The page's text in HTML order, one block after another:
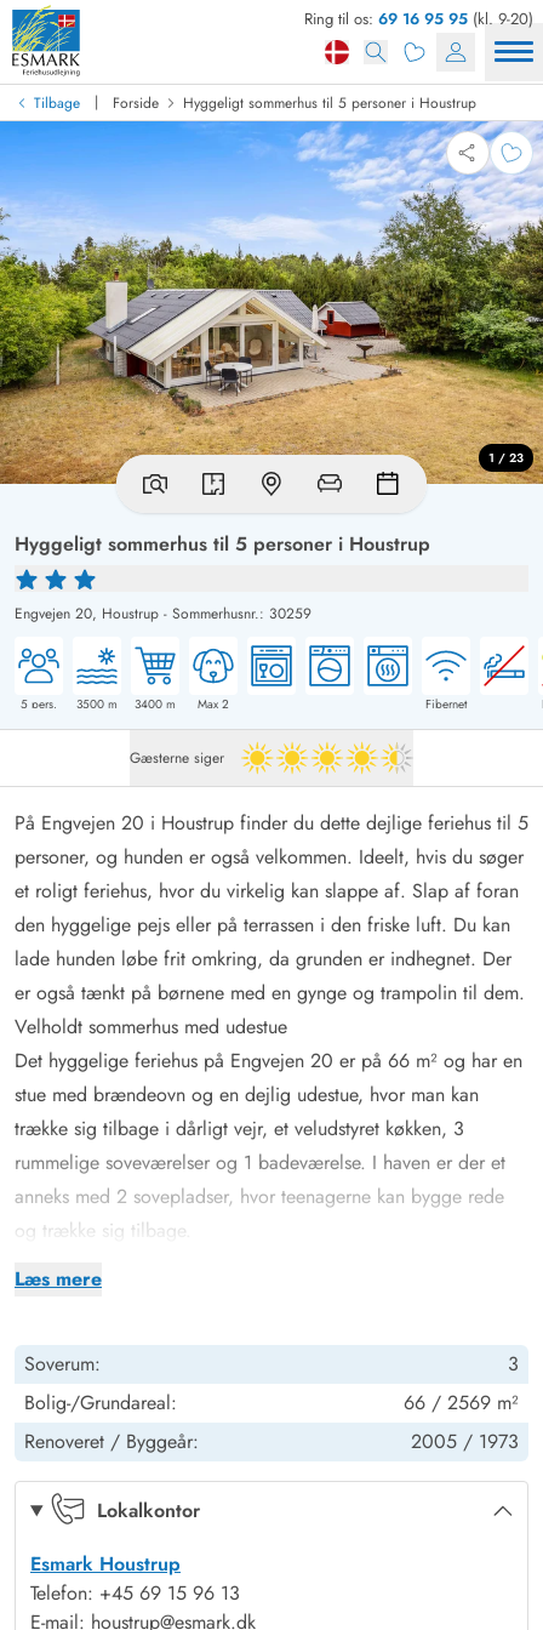
Ring til os: 69 16 95 95 (kl. 9-20)
Tilbage | Forside Hyggeligt sommerhus til 5 personer i Houstrup
Hyggeligt sommerhus til 5 personer i Houstrup
Engvejen 20, Houstrup - Sommerhusnr.: 30259
5 pers. 3500 m 3400 m Max 2 Fibernet
1 / 23
Gæsterne siger 4.5 ud af 5
Læs mere
På Engvejen 20 i Houstrup finder du dette dejlige feriehus til 5
personer, og hunden er også velkommen. Ideelt, hvis du søger
et roligt feriehus, hvor du virkelig kan slappe af. Slap af foran
den hyggelige pejs eller på terrassen i den friske luft. Du kan
lade hunden løbe frit omkring, da grunden er indhegnet. Der
er også tænkt på børnene med en gynge og trampolin til dem.
Velholdt sommerhus med udestue
Det hyggelige feriehus på Engvejen 20 er på 66 m² og har en
stue med brændeovn og en dejlig udestue, hvor man kan
trække sig tilbage i dårligt vejr, et veludstyret køkken, 3
rummelige soveværelser og 1 badeværelse. I haven er der et
anneks med 2 sovepladser, hvor teenagerne kan bygge rede
og trække sig tilbage.
I køkkenet kan du tilberede lækre kulinariske retter eller noget
opvaskemaskinen. Efter madlavningen kan I enten sidde
udenfor og nyde aftenen under åben himmel. Eller indenfor,
hvor I kan tænde op i brændeovnen og sætte jer godt til rette i
sofaen, mens I ser en god film på tv'et. Du kan varme
feriehuset op med den energibesparende varmepumpe, hvis du
tid i udestuen, især i dårligt vejr, eller når det er køligt
udenfor.
Soverum:
3
Bolig-/Grundareal:
66 / 2569 m²
Renoveret / Byggeår: 2005 / 1973
Lokalkontor
Esmark Houstrup
Telefon: +45 69 15 96 13
E-mail: houstrup@esmark.dk